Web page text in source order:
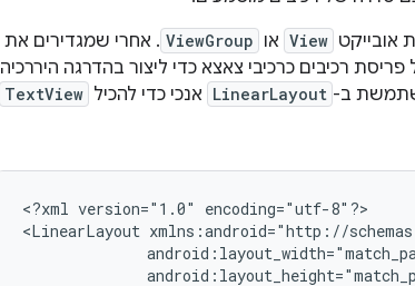
אובייקט View או ViewGroup . אחרי שמגדירים את
רכיבים כרכיבי צאצא כדי ליצור בהדרגה היררכיה
LinearLayout אנכי כדי להכיל TextView
<?xml version="1.0"
encoding="utf-8"?>
<LinearLayout